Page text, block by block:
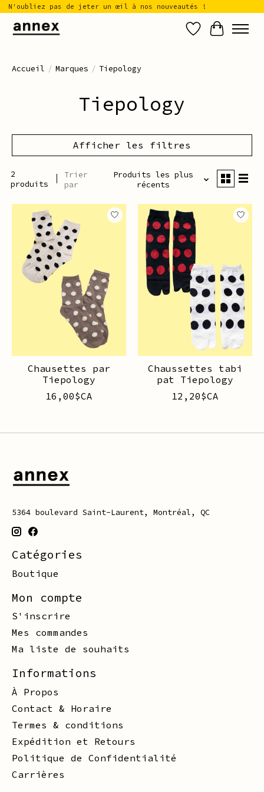
N'oubliez pas de jeter un œil à nos nouveautés !
Liste de
Panier
Accueil / Marques / Tiepology
Tiepology
Afficher les filtres
2
produits
Trier
par
Produits les plus
récents
Chausettes par
Tiepology
16,00$CA
Chaussettes tabi
pat Tiepology
12,20$CA
5364 boulevard Saint-Laurent, Montréal, QC
Catégories
Boutique
Mon compte
S'inscrire
Mes commandes
Ma liste de souhaits
Informations
À Propos
Contact & Horaire
Termes & conditions
Expédition et Retours
Politique de Confidentialité
Carrières